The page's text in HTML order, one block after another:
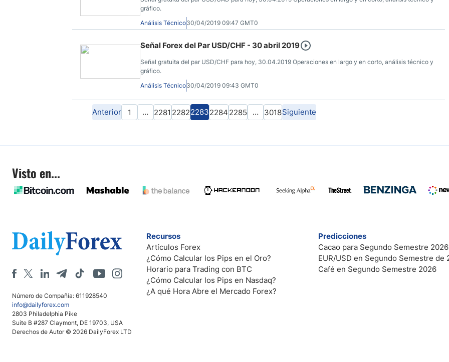
gráfico.
Análisis Técnico30/04/2019 09:47 GMT0
Señal Forex del Par USD/CHF - 30 abril 2019
Señal gratuita del par USD/CHF para hoy, 30.04.2019 Operaciones en largo y en corto, análisis técnico y
gráfico.
Análisis Técnico30/04/2019 09:43 GMT0
Anterior 1 … 2281 228222832284 2285 … 3018Siguiente
Visto en...
Número de Compañía: 611928540
info@dailyforex.com
2803 Philadelphia Pike
Suite B #287 Claymont, DE 19703, USA
Derechos de Autor © 2026 DailyForex LTD
Recursos
Artículos Forex
¿Cómo Calcular los Pips en el Oro?
Horario para Trading con BTC
¿Cómo Calcular los Pips en Nasdaq?
¿A qué Hora Abre el Mercado Forex?
Predicciones
Cacao para Segundo Semestre 2026
EUR/USD en Segundo Semestre de
Café en Segundo Semestre 2026